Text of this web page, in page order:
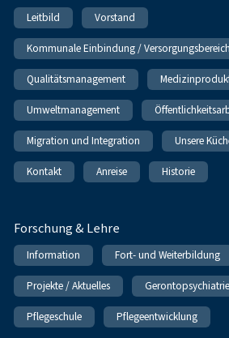
Leitbild Vorstand
Kommunale Einbindung /
Qualitätsmanagement
Umweltmanagement
Migration und Integration Unsere
Kontakt Anreise Historie
Forschung & Lehre
Information Fort- und Weiterbildung
Projekte / Aktuelles
Pflegeschule Pflegeentwicklung